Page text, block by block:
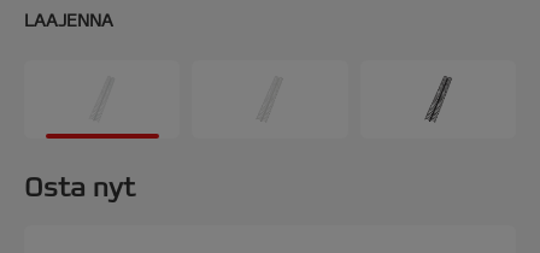
Pakkaus: 50.
LAAJENNA
Osta nyt